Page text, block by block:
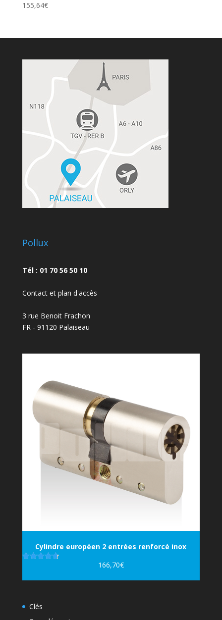
Note
4.00
155,64€
Pollux
Tél : 01 70 56 50 10
Contact et plan d'accès
3 rue Benoit Frachon
FR - 91120 Palaiseau
Cylindre européen 2 entrées renforcé inox
166,70€
Clés